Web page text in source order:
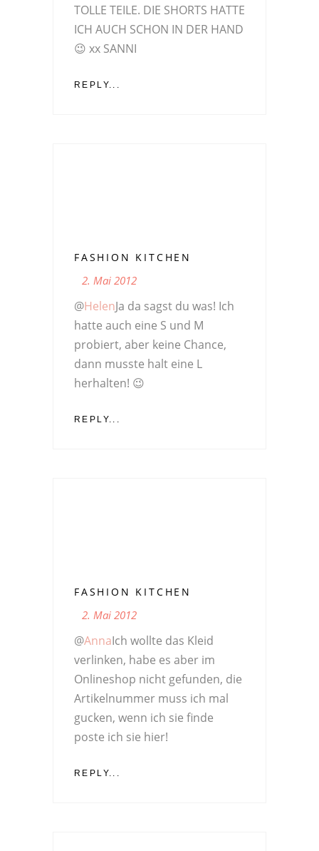
TOLLE TEILE. DIE SHORTS HATTE
ICH AUCH SCHON IN DER HAND
😉 xx SANNI
REPLY...
FASHION KITCHEN
2. Mai 2012
@HelenJa da sagst du was! Ich
hatte auch eine S und M
probiert, aber keine Chance,
dann musste halt eine L
herhalten! 😉
REPLY...
FASHION KITCHEN
2. Mai 2012
@AnnaIch wollte das Kleid
verlinken, habe es aber im
Onlineshop nicht gefunden, die
Artikelnummer muss ich mal
gucken, wenn ich sie finde
poste ich sie hier!
REPLY...